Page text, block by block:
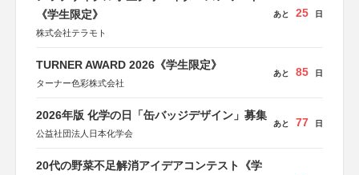
《学生限定》
株式会社テラモト
あと 25 日
TURNER AWARD 2026《学生限定》
ターナー色彩株式会社
あと 85 日
2026年版 化学の日「缶バッジデザイン」募集
公益社団法人日本化学会
あと 77 日
20代の野菜不足解消アイデアコンテスト《学